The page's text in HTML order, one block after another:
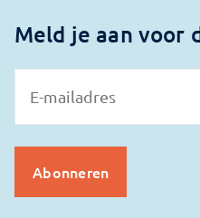
Meld je aan voor